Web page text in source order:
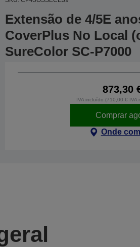
Extensão de 4/5E
CoverPlus No Local
SureColor SC-P7000
873,30
IVA incluído (710,00 € IVA
Comprar
Onde